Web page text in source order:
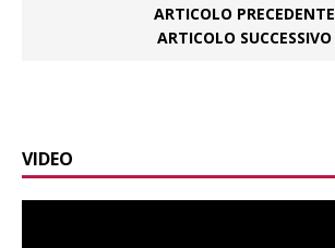
ARTICOLO PRECEDENTE
ARTICOLO SUCCESSIVO
VIDEO